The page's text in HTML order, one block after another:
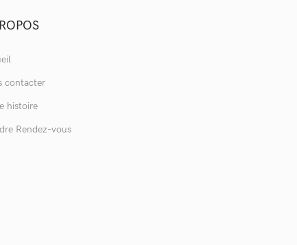
contacter
histoire
Rendez-vous